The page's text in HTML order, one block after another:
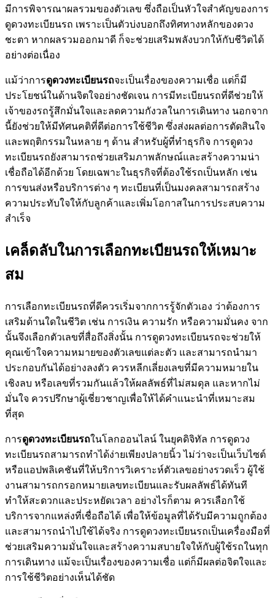
มีการพิจารณาผลรวมของตัวเลข ซึ่งถือเป็นหัวใจสำคัญของการ
ดูดวงทะเบียนรถ เพราะเป็นตัวบ่งบอกถึงทิศทางหลักของดวง
ชะตา หากผลรวมออกมาดี ก็จะช่วยเสริมพลังบวกให้กับชีวิตได้
อย่างต่อเนื่อง
แม้ว่าการดูดวงทะเบียนรถจะเป็นเรื่องของความเชื่อ แต่ก็มี
ประโยชน์ในด้านจิตใจอย่างชัดเจน การมีทะเบียนรถที่ดีช่วยให้
เจ้าของรถรู้สึกมั่นใจและลดความกังวลในการเดินทาง นอกจาก
นี้ยังช่วยให้มีทัศนคติที่ดีต่อการใช้ชีวิต ซึ่งส่งผลต่อการตัดสินใจ
และพฤติกรรมในหลาย ๆ ด้าน สำหรับผู้ที่ทำธุรกิจ การดูดวง
ทะเบียนรถยังสามารถช่วยเสริมภาพลักษณ์และสร้างความน่า
เชื่อถือได้อีกด้วย โดยเฉพาะในธุรกิจที่ต้องใช้รถเป็นหลัก เช่น
การขนส่งหรือบริการต่าง ๆ ทะเบียนที่เป็นมงคลสามารถสร้าง
ความประทับใจให้กับลูกค้าและเพิ่มโอกาสในการประสบความ
สำเร็จ
เคล็ดลับในการเลือกทะเบียนรถให้เหมาะ
สม
การเลือกทะเบียนรถที่ดีควรเริ่มจากการรู้จักตัวเอง ว่าต้องการ
เสริมด้านใดในชีวิต เช่น การเงิน ความรัก หรือความมั่นคง จาก
นั้นจึงเลือกตัวเลขที่สื่อถึงสิ่งนั้น การดูดวงทะเบียนรถจะช่วยให้
คุณเข้าใจความหมายของตัวเลขแต่ละตัว และสามารถนำมา
ประกอบกันได้อย่างลงตัว ควรหลีกเลี่ยงเลขที่มีความหมายใน
เชิงลบ หรือเลขที่รวมกันแล้วให้ผลลัพธ์ที่ไม่สมดุล และหากไม่
มั่นใจ ควรปรึกษาผู้เชี่ยวชาญเพื่อให้ได้คำแนะนำที่เหมาะสม
ที่สุด
การดูดวงทะเบียนรถในโลกออนไลน์ ในยุคดิจิทัล การดูดวง
ทะเบียนรถสามารถทำได้ง่ายเพียงปลายนิ้ว ไม่ว่าจะเป็นเว็บไซต์
หรือแอปพลิเคชันที่ให้บริการวิเคราะห์ตัวเลขอย่างรวดเร็ว ผู้ใช้
งานสามารถกรอกหมายเลขทะเบียนและรับผลลัพธ์ได้ทันที
ทำให้สะดวกและประหยัดเวลา อย่างไรก็ตาม ควรเลือกใช้
บริการจากแหล่งที่เชื่อถือได้ เพื่อให้ข้อมูลที่ได้รับมีความถูกต้อง
และสามารถนำไปใช้ได้จริง การดูดวงทะเบียนรถเป็นเครื่องมือที่
ช่วยเสริมความมั่นใจและสร้างความสบายใจให้กับผู้ใช้รถในทุก
การเดินทาง แม้จะเป็นเรื่องของความเชื่อ แต่ก็มีผลต่อจิตใจและ
การใช้ชีวิตอย่างเห็นได้ชัด